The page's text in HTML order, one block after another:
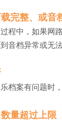
完整、或音
程中，如果网
音档异常或无
档案有问题时
量超过上限